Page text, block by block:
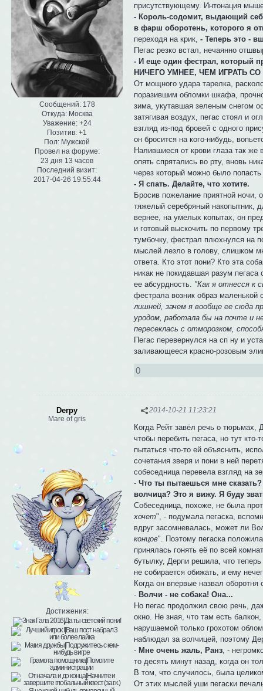
Сообщений:178
Откуда:Москва
Уважение: +24
Позитив: +1
Пол: Мужской
Провел на форуме:
23 дня 13 часов
Последний визит:
2017-04-26 19:55:44
присутствующему. Интонация
- Король-содомит, выдающий
в фарш оборотень, которого я
переходя на крик,- Теперь это -
Пегас резко встал, нечаянно
- И еще один фестрал,
НИЧЕГО УМНЕЕ, ЧЕМ ИГРАТЬ
От мощного удара тарелка,
поразившим обломки шкафа,
зима, укутавшая зеленым снегом
затягивая воздух, пегас стоял и
взгляд из-под бровей с одного
он бросится на кого-нибудь,
Налившиеся от крови глаза так
опять спрятались во рту, вновь
через который можно было
- Я спать. Делайте, что хотите.
Бросив пожелание приятной
тяжелый серебряный накопытник,
вернее, на умелых копытах, он
и готовый выскочить по первому
тумбочку, фестрал плюхнулся на
мыслей лезло в голову, слишком
ответа. Кто этот пони? Кто эта
никак не покидавшая разум
ее абсурдность. "Как я отнесся к
фестрала возник образ маленькой
лишней, зачем я вообще ее сюда
уродом, работала бы на почте и
пересеклась с отморозком,
Пегас перевернулся на сп ну и
заливающееся красно-розовым
0
2014-10-21 11:23:21
Derpy
Mare of gris
Достижения:
Когда Рейт завёл речь о тюрьмах,
чтобы перебить пегаса, но тут
пытаться что-то ей объяснить,
сочетания зверя и пони в ней
собеседница перевела взгляд на
-Что ты пытаешься мне сказать?
волчица? Это я вижу. Я буду
Собеседница, похоже, не была
хочет", - подумала пегаска,
вдруг засомневалась, может ли
концов". Поэтому пегаска
принялась гонять её по всей
бутылку, Дерпи решила, что
не собирается обижать, и ему
Когда он впервые назвал
- Волчи - не собака! Она...
Но пегас продолжил свою речь,
окно. Не зная, что там есть
нарушаемой только грохотом
наблюдал за волчицей, поэтому
- Мне очень жаль, Ранз, -
то десять минут назад, когда он
В том, что случилось, была
От этих мыслей уши пегаски